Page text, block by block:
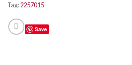
Tag:2257015
Save